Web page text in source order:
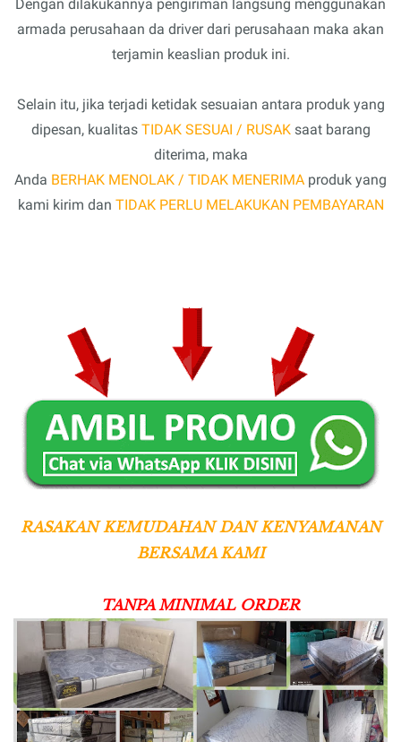
Dengan dilakukannya pengiriman langsung menggunakan
armada perusahaan da driver dari perusahaan maka akan
terjamin keaslian produk ini.
Selain itu, jika terjadi ketidak sesuaian antara produk yang
dipesan, kualitas TIDAK SESUAI / RUSAKsaat barang
diterima, maka
Anda BERHAK MENOLAK / TIDAK MENERIMA produk yang
kami kirim dan TIDAK PERLU MELAKUKAN PEMBAYARAN
RASAKAN KEMUDAHAN DAN KENYAMANAN
BERSAMA KAMI
TANPA MINIMAL ORDER